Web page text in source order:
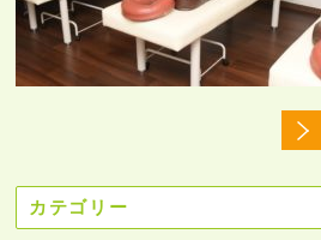
カテゴリー